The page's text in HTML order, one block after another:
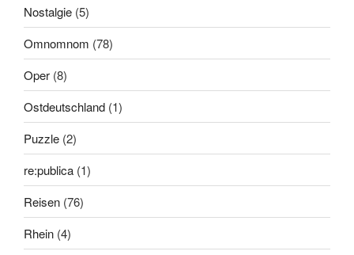
Nostalgie (5)
Omnomnom (78)
Oper (8)
Ostdeutschland (1)
Puzzle (2)
re:publica (1)
Reisen (76)
Rhein (4)